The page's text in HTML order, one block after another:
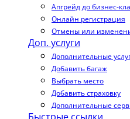
Апгрейд до бизнес-
Онлайн регистрация
Отмены или
Доп. услуги
Дополнительные
Добавить багаж
Выбрать место
Добавить страховку
Дополнительные